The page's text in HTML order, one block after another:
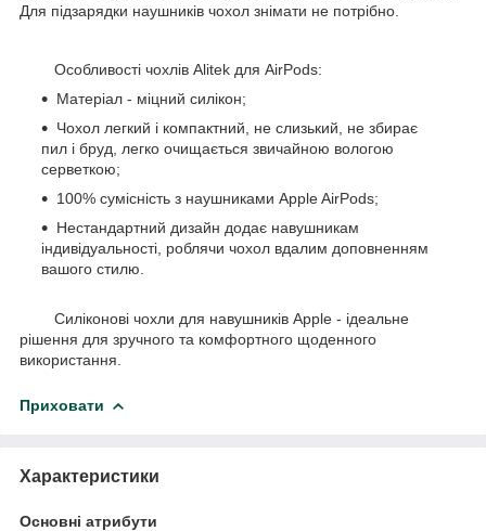
Для підзарядки наушників чохол знімати не потрібно.
Особливості чохлів Alitek для AirPods:
Матеріал - міцний силікон;
Чохол легкий і компактний, не слизький, не збирає
пил і бруд, легко очищається звичайною вологою
серветкою;
100% сумісність з наушниками Apple AirPods;
Нестандартний дизайн додає навушникам
індивідуальності, роблячи чохол вдалим доповненням
вашого стилю.
Силіконові чохли для навушників Apple - ідеальне
рішення для зручного та комфортного щоденного
використання.
Приховати
Характеристики
Основні атрибути